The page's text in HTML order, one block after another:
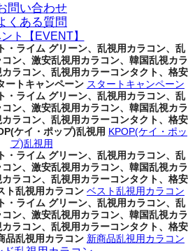
問い合わせ
くある質問
ト【EVENT】
・ライム グリーン、乱視用カラコン、乱
ン、激安乱視用カラコン、韓国乱視カラ
ラコン、乱視用カラーコンタクト、格安
ートキャンペーン スタートキャンペーン
・ライム グリーン、乱視用カラコン、乱
ン、激安乱視用カラコン、韓国乱視カラ
ラコン、乱視用カラーコンタクト、格安
ケイ・ポップ)乱視用 KPOP(ケイ・ポッ
プ)乱視用
・ライム グリーン、乱視用カラコン、乱
ン、激安乱視用カラコン、韓国乱視カラ
ラコン、乱視用カラーコンタクト、格安
ト乱視用カラコン ベスト乱視用カラコン
・ライム グリーン、乱視用カラコン、乱
ン、激安乱視用カラコン、韓国乱視カラ
ラコン、乱視用カラーコンタクト、格安
品乱視用カラコン 新商品乱視用カラコン